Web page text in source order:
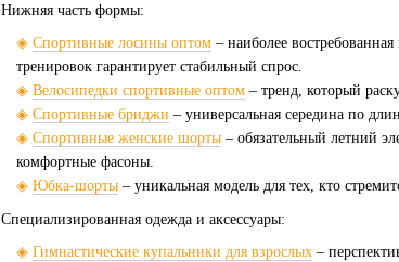
Нижняя часть формы:
◈ Спортивные лосины оптом – наиболее
тренировок гарантирует стабильный спрос.
◈ Велосипедки спортивные оптом – тренд, который
◈ Спортивные бриджи – универсальная середина по
◈ Спортивные женские шорты – обязательный летний
комфортные фасоны.
◈ Юбка-шорты – уникальная модель для тех, кто
Специализированная одежда и аксессуары:
◈ Гимнастические купальники для взрослых –